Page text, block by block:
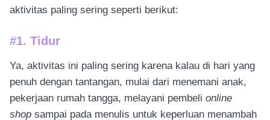
aktivitas paling sering seperti berikut:
#1. Tidur
Ya, aktivitas ini paling sering karena kalau di hari yang
penuh dengan tantangan, mulai dari menemani anak,
pekerjaan rumah tangga, melayani pembeli online
shop sampai pada menulis untuk keperluan menambah